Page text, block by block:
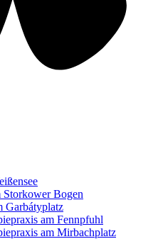
Storkower Bogen
Garbátyplatz
am Fennpfuhl
am Mirbachplatz